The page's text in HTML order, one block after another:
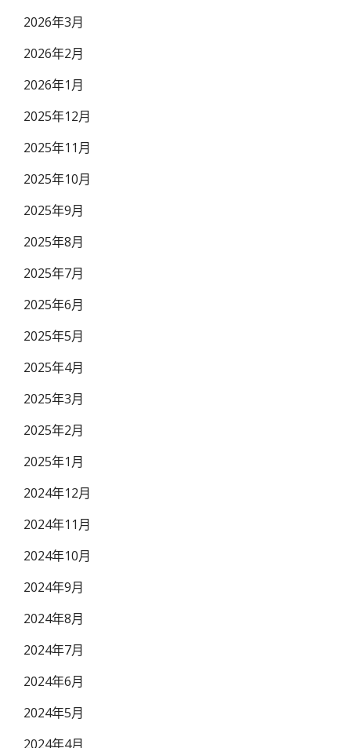
2026年3月
2026年2月
2026年1月
2025年12月
2025年11月
2025年10月
2025年9月
2025年8月
2025年7月
2025年6月
2025年5月
2025年4月
2025年3月
2025年2月
2025年1月
2024年12月
2024年11月
2024年10月
2024年9月
2024年8月
2024年7月
2024年6月
2024年5月
2024年4月